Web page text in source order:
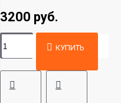
3200 руб.
КУПИТЬ